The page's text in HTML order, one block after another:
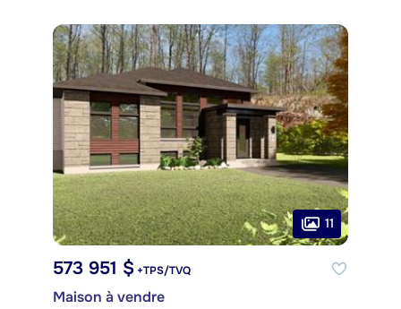
11
573 951 $ +TPS/TVQ
Maison à vendre